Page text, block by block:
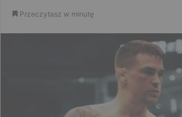
Przeczytasz w minutę